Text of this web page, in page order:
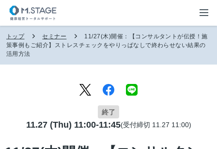
トップ セミナー
11/27(木)開催：【コンサルタントが伝授！施
策事例もご紹介】ストレスチェックをやりっぱなしで終わらせない結果の
活用方法
終了
11.27 (Thu) 11:00-11:45(受付締切 11.27 11:00)